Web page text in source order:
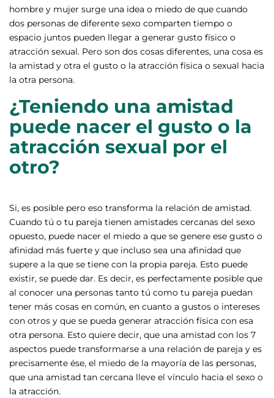
hombre y mujer surge una idea o miedo de que cuando
dos personas de diferente sexo comparten tiempo o
espacio juntos pueden llegar a generar gusto físico o
atracción sexual. Pero son dos cosas diferentes, una cosa es
la amistad y otra el gusto o la atracción física o sexual hacia
la otra persona.
¿Teniendo una amistad
puede nacer el gusto o la
atracción sexual por el
otro?
Si, es posible pero eso transforma la relación de amistad.
Cuando tú o tu pareja tienen amistades cercanas del sexo
opuesto, puede nacer el miedo a que se genere ese gusto o
afinidad más fuerte y que incluso sea una afinidad que
supere a la que se tiene con la propia pareja. Esto puede
existir, se puede dar. Es decir, es perfectamente posible que
al conocer una personas tanto tú como tu pareja puedan
tener más cosas en común, en cuanto a gustos o intereses
con otros y que se pueda generar atracción física con esa
otra persona. Esto quiere decir, que una amistad con los 7
aspectos puede transformarse a una relación de pareja y es
precisamente ése, el miedo de la mayoría de las personas,
que una amistad tan cercana lleve el vínculo hacia el sexo o
la atracción.